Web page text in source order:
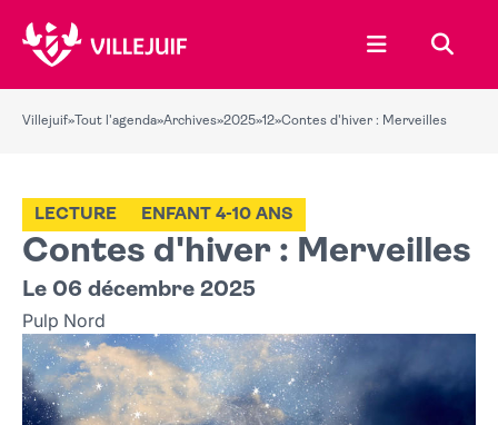
Ouvrir le
Villejuif» Tout l'agenda»Archives»2025»12»Contes d'hiver : Merveilles
Contes d'hiver : Merveilles
LECTURE ENFANT 4-10 ANS
Le 06 décembre 2025
Pulp Nord